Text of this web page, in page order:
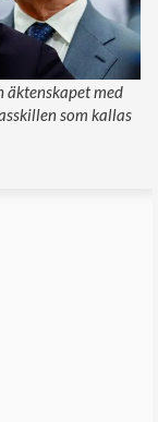
äktenskapet med
som kallas